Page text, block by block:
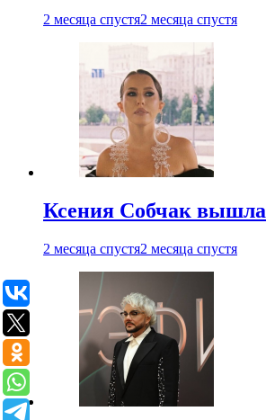
2 месяца спустя2 месяца спустя
Ксения Собчак
2 месяца спустя2 месяца спустя